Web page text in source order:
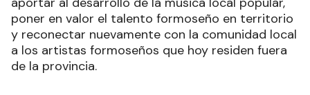
poner en valor el talento formoseño en territorio
y reconectar nuevamente con la comunidad local
a los artistas formoseños que hoy residen fuera
de la provincia.